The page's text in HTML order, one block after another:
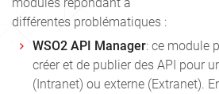
différentes problématiques :
WSO2 API Manager: ce module
créer et de publier des API pour
(Intranet) ou externe (Extranet).